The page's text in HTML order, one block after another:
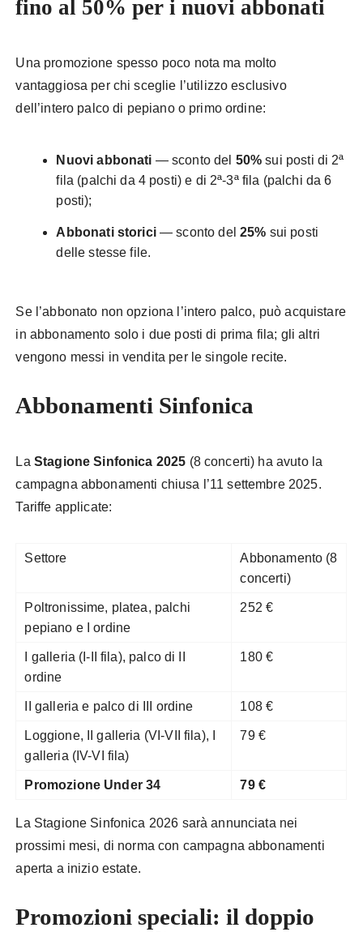
fino al 50% per i nuovi abbonati
Una promozione spesso poco nota ma molto
vantaggiosa per chi sceglie l’utilizzo esclusivo
dell’intero palco di pepiano o primo ordine:
Nuovi abbonati — sconto del 50% sui posti di 2ª
fila (palchi da 4 posti) e di 2ª-3ª fila (palchi da 6
posti);
Abbonati storici— sconto del 25% sui posti
delle stesse file.
Se l’abbonato non opziona l’intero palco, può acquistare
in abbonamento solo i due posti di prima fila; gli altri
vengono messi in vendita per le singole recite.
Abbonamenti Sinfonica
La Stagione Sinfonica 2025 (8 concerti) ha avuto la
campagna abbonamenti chiusa l’11 settembre 2025.
Tariffe applicate:
Settore
Abbonamento (8
concerti)
Poltronissime, platea, palchi
pepiano e I ordine
252 €
I galleria (I-II fila), palco di II
ordine
180 €
II galleria e palco di III ordine 108 €
Loggione, II galleria (VI-VII fila), I
galleria (IV-VI fila)
79 €
Promozione Under 34 79 €
La Stagione Sinfonica 2026 sarà annunciata nei
prossimi mesi, di norma con campagna abbonamenti
aperta a inizio estate.
Promozioni speciali: il doppio